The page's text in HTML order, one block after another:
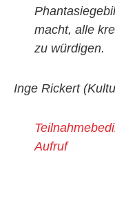
macht, alle
zu würdigen.
Inge Rickert
Aufruf